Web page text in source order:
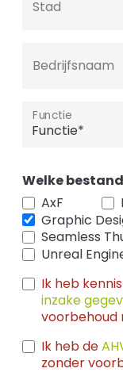
Stad
Bedrijfsnaam
Functie
Welke
AxF
Graphic
Seamless
Unreal
Ik heb
inzake
voorbehoud
Ik heb de
zonder